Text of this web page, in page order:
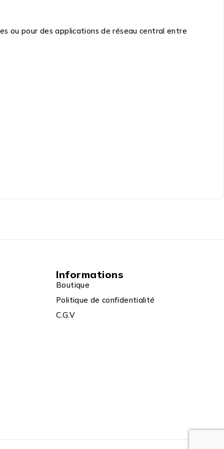
ou pour des applications de réseau central entre
Informations
Boutique
Politique de confidentialité
C.G.V